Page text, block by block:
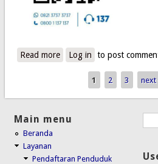
Read moreabout DUKCAPIL KAB.
Log in to post
1 2 3 next
Main menu
Beranda
Layanan
Pendaftaran Penduduk